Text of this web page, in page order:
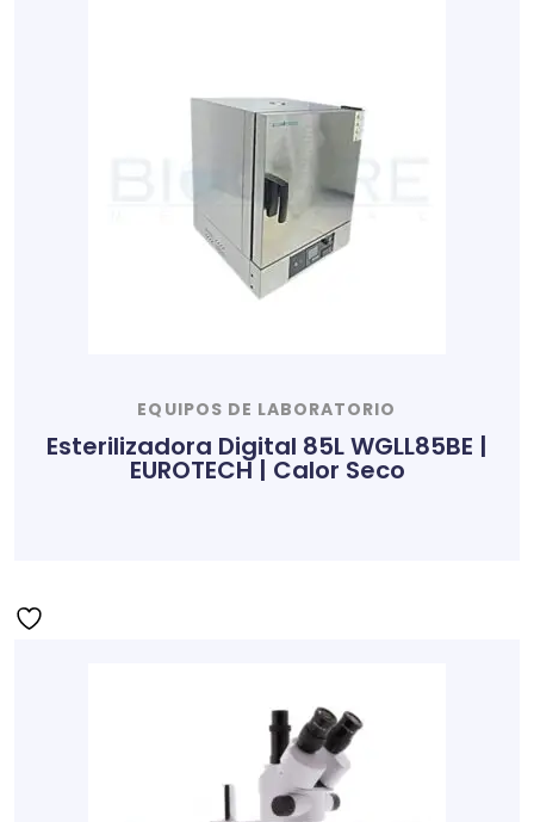
EQUIPOS DE LABORATORIO
Esterilizadora Digital 85L WGLL85BE |
EUROTECH | Calor Seco